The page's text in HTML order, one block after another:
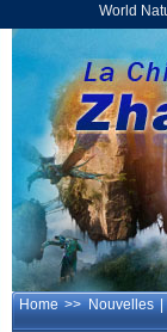
World
Home>> Nouvelles|